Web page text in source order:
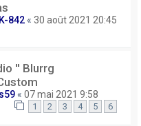
842 « 30 août 2021 20:45
′′ Blurrg
« 07 mai 2021 9:58
1 2 3 4 5 6